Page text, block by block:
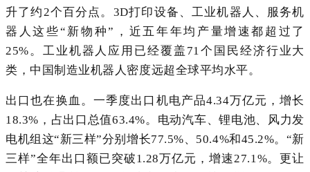
升了约2个百分点。3D打印设备、工业机器人、服务机
器人这些“新物种”，近五年年均产量增速都超过了
25%。工业机器人应用已经覆盖71个国民经济行业大
类，中国制造业机器人密度远超全球平均水平。
出口也在换血。一季度出口机电产品4.34万亿元，增长
18.3%，占出口总值63.4%。电动汽车、锂电池、风力发
电机组这“新三样”分别增长77.5%、50.4%和45.2%。“新
三样”全年出口额已突破1.28万亿元，增速27.1%。更让